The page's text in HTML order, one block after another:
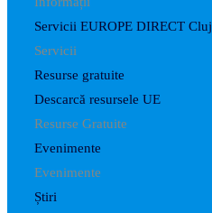
Servicii EUROPE DIRECT Cluj
Servicii
Resurse gratuite
Descarcă resursele UE
Resurse Gratuite
Evenimente
Evenimente
Știri